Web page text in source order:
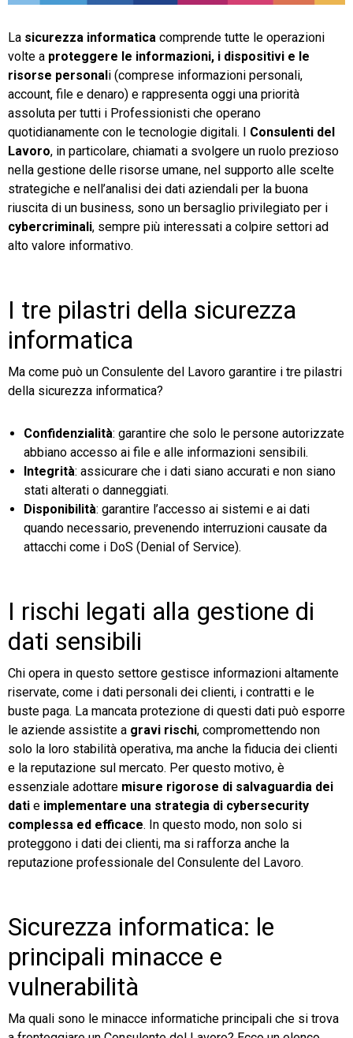
La sicurezza informatica comprende tutte le operazioni
volte a proteggere le informazioni, i dispositivi e le
risorse personal i (comprese informazioni personali,
account, file e denaro) e rappresenta oggi una priorità
assoluta per tutti i Professionisti che operano
quotidianamente con le tecnologie digitali. I Consulenti del
Lavoro, in particolare, chiamati a svolgere un ruolo prezioso
nella gestione delle risorse umane, nel supporto alle scelte
strategiche e nell’analisi dei dati aziendali per la buona
riuscita di un business, sono un bersaglio privilegiato per i
cybercriminali, sempre più interessati a colpire settori ad
alto valore informativo.
I tre pilastri della sicurezza
informatica
Ma come può un Consulente del Lavoro garantire i tre pilastri
della sicurezza informatica?
Confidenzialità: garantire che solo le persone autorizzate
abbiano accesso ai file e alle informazioni sensibili.
Integrità: assicurare che i dati siano accurati e non siano
stati alterati o danneggiati.
Disponibilità: garantire l’accesso ai sistemi e ai dati
quando necessario, prevenendo interruzioni causate da
attacchi come i DoS (Denial of Service).
I rischi legati alla gestione di
dati sensibili
Chi opera in questo settore gestisce informazioni altamente
riservate, come i dati personali dei clienti, i contratti e le
buste paga. La mancata protezione di questi dati può esporre
le aziende assistite a gravi rischi, compromettendo non
solo la loro stabilità operativa, ma anche la fiducia dei clienti
e la reputazione sul mercato. Per questo motivo, è
essenziale adottare misure rigorose di salvaguardia dei
dati e implementare una strategia di cybersecurity
complessa ed efficace. In questo modo, non solo si
proteggono i dati dei clienti, ma si rafforza anche la
reputazione professionale del Consulente del Lavoro.
Sicurezza informatica: le
principali minacce e
vulnerabilità
Ma quali sono le minacce informatiche principali che si trova